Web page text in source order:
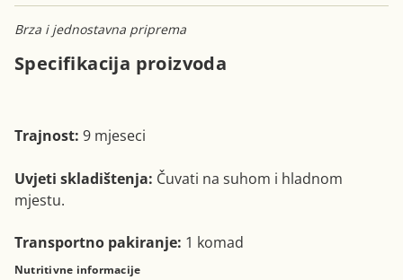
Brza i jednostavna priprema
Specifikacija proizvoda
Trajnost: 9 mjeseci
Uvjeti skladištenja: Čuvati na suhom i hladnom
mjestu.
Transportno pakiranje: 1 komad
Nutritivne informacije